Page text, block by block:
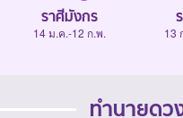
ราศีมังกร
14 ม.ค.-12 ก.พ. 13
ทำนายดว